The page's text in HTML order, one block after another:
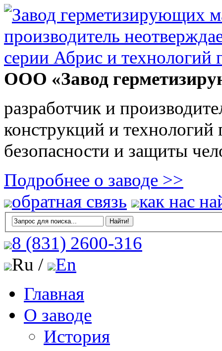
ООО «Завод
разработчик и
конструкций и
безопасности и защиты
Подробнее о заводе >>
обратная связь
как нас
8 (831) 2600-316
Ru /
En
Главная
О заводе
История